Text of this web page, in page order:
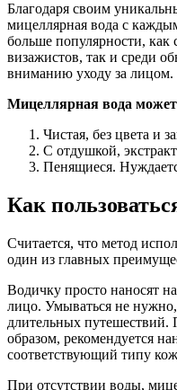
Благодаря своим
мицеллярная вода с
больше популярности, как
визажистов, так и среди
вниманию уходу за лицом.
Мицеллярная вода
Чистая, без цвета и
С отдушкой,
Пенящиеся.
Как
Считается, что метод
один из главных
Водичку просто наносят
лицо. Умываться не
длительных
образом, рекомендуется
соответствующий типу
При отсутствии воды,